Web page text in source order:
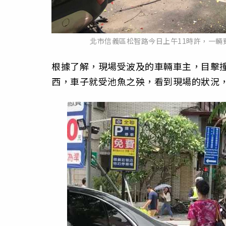
北市信義區松智路今日上午11時許，一
根據了解，現場受波及的車輛車主，目
西，車子就受池魚之殃，看到現場的狀況